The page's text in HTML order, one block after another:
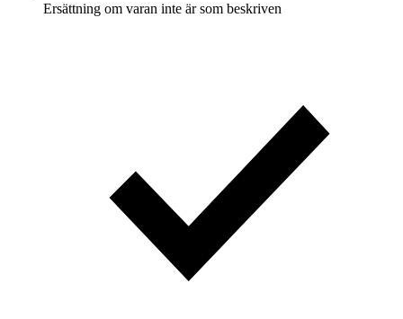
Ersättning om varan inte är som beskriven